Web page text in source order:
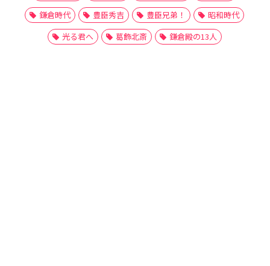
鎌倉時代
豊臣秀吉 豊臣兄弟！
昭和時代
光る君へ
葛飾北斎 鎌倉殿の13人